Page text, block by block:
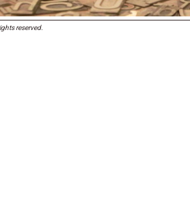
reserved.